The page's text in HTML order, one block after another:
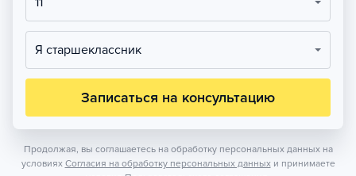
Я старшеклассник
Записаться на консультацию
Продолжая, вы соглашаетесь на обработку персональных данных на
условиях Согласия на обработку персональных данных и принимаете